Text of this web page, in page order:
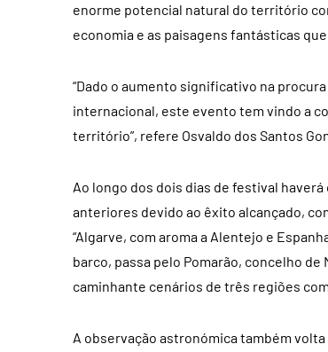
enorme potencial natural do território
economia e as paisagens fantásticas que
“Dado o aumento significativo na
internacional, este evento tem vindo a
território”, refere Osvaldo dos Santos
Ao longo dos dois dias de festival
anteriores devido ao êxito alcançado,
“Algarve, com aroma a Alentejo e
barco, passa pelo Pomarão, concelho
caminhante cenários de três regiões
A observação astronómica também